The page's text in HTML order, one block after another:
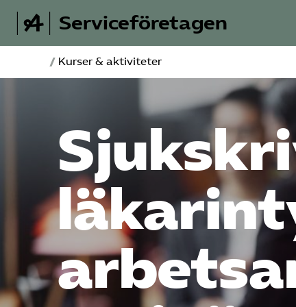
Serviceföretagen
/ Kurser & aktiviteter